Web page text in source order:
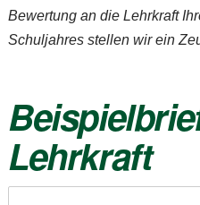
Bewertung an die Lehrkraft
Schuljahres stellen wir ein
Lehrkraft